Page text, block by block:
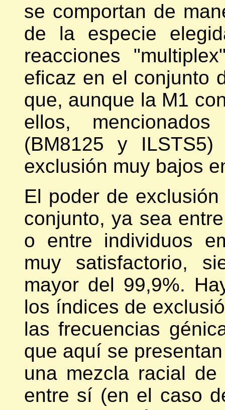
se comportan de
de la especie
reacciones
eficaz en el conjunto
que, aunque la M1
ellos,
(BM8125 y ILSTS5)
exclusión muy bajos
El poder de
conjunto, ya sea
o entre individuos
muy satisfactorio,
mayor del 99,9%.
los índices de
las frecuencias
que aquí se
una mezcla racial
entre sí (en el caso